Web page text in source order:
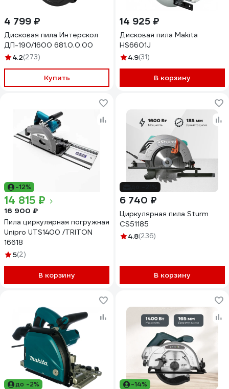
4 799 ₽
Дисковая пила Интерскол
ДП-190/1600 681.0.0.00
4.2(273)
Купить
14 925 ₽
Дисковая пила Makita
HS6601J
4.9(31)
В корзину
-12%
14 815 ₽
16 900 ₽
Пила циркулярная погружная
Unipro UTS1400 /TRITON
16618
5(2)
В корзину
6 740 ₽
Циркулярная пила Sturm
CS51185
4.8(236)
В корзину
до -2% -14%